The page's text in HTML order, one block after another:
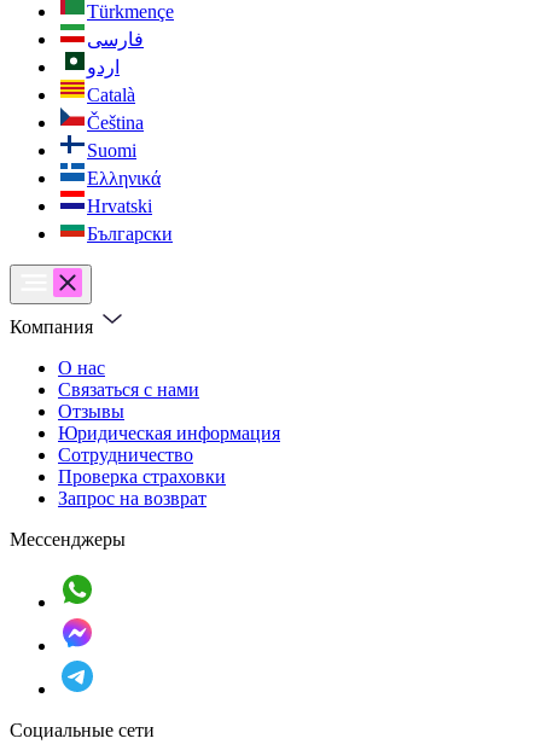
Türkmençe
فارسی
اردو
Català
Čeština
Suomi
Ελληνικά
Hrvatski
Български
Компания
О нас
Связаться с нами
Отзывы
Юридическая информация
Сотрудничество
Проверка страховки
Запрос на возврат
Мессенджеры
Социальные сети